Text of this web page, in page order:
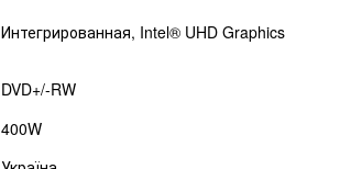
Интегрированная, Intel® UHD Graphics
DVD+/-RW
400W